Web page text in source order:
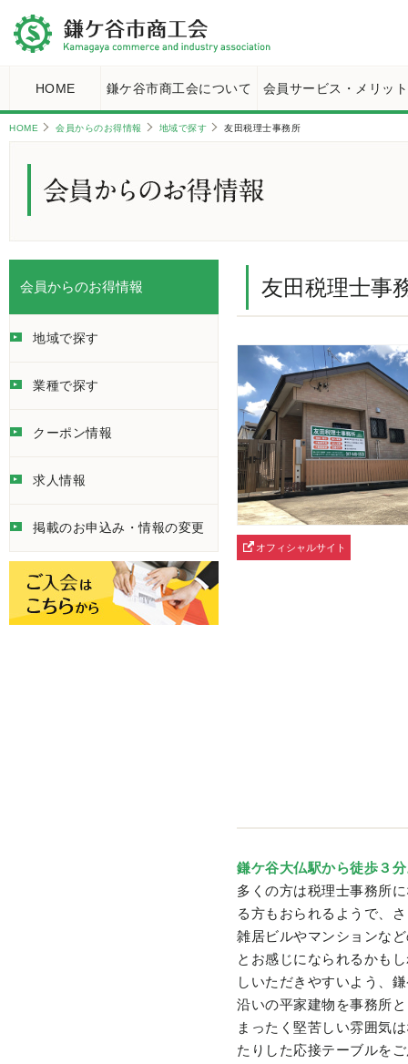
HOME 鎌ケ谷市商工会について 会員サービス・メリット
HOME 会員からのお得情報 地域で探す 友田税理士事務所
会員からのお得情報
地域で探す
業種で探す
クーポン情報
求人情報
掲載のお申込み・情報の変更
友田税理士事
オフィシャルサイト
鎌ケ谷大仏駅から徒歩３
多くの方は税理士事務所
る方もおられるようで、
雑居ビルやマンションな
とお感じになられるかも
しいただきやすいよう、
沿いの平家建物を事務所
まったく堅苦しい雰囲気
たりした応接テーブルを